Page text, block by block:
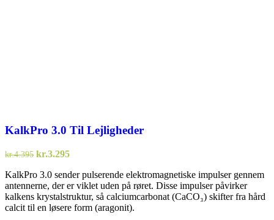
KalkPro 3.0 Til Lejligheder
kr.4.395 Den
pris
var:
kr.4.395.
kr.3.295Den
pris
er:
kr.3.295.
KalkPro 3.0 sender pulserende elektromagnetiske impulser gennem
antennerne, der er viklet uden på røret. Disse impulser påvirker
kalkens krystalstruktur, så calciumcarbonat (CaCO₃) skifter fra hård
calcit til en løsere form (aragonit).